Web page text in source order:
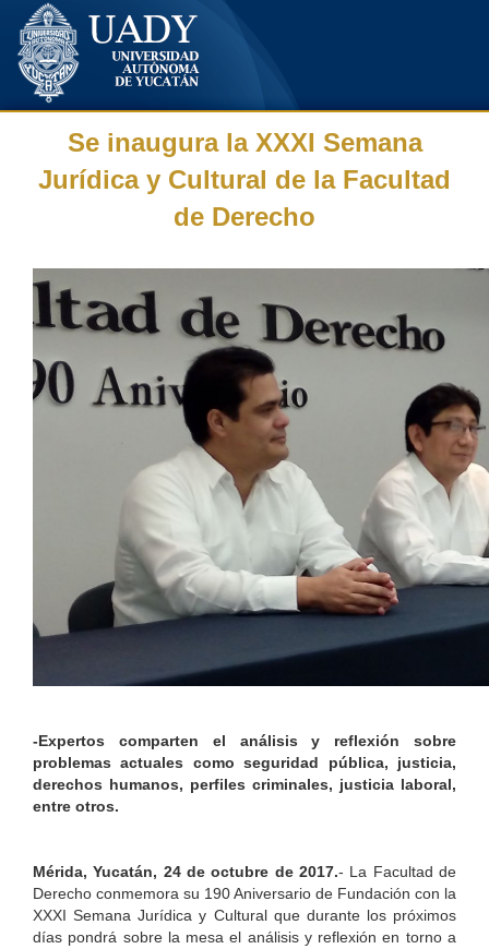
Se inaugura la XXXI Semana
Jurídica y Cultural de la Facultad
de Derecho
-Expertos comparten el análisis y reflexión sobre
problemas actuales como seguridad pública, justicia,
derechos humanos, perfiles criminales, justicia laboral,
entre otros.
Mérida, Yucatán, 24 de octubre de 2017.- La Facultad de
Derecho conmemora su 190 Aniversario de Fundación con la
XXXI Semana Jurídica y Cultural que durante los próximos
días pondrá sobre la mesa el análisis y reflexión en torno a